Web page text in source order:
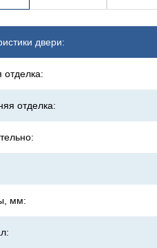
двери:
отделка:
мм: